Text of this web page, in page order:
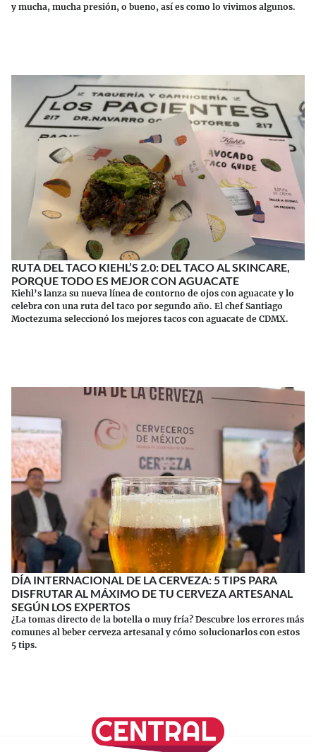
y mucha, mucha presión, o bueno, así es como lo vivimos algunos.
RUTA DEL TACO KIEHL’S 2.0: DEL TACO AL SKINCARE,
PORQUE TODO ES MEJOR CON AGUACATE
Kiehl’s lanza su nueva línea de contorno de ojos con aguacate y lo
celebra con una ruta del taco por segundo año. El chef Santiago
Moctezuma seleccionó los mejores tacos con aguacate de CDMX.
DÍA INTERNACIONAL DE LA CERVEZA: 5 TIPS PARA
DISFRUTAR AL MÁXIMO DE TU CERVEZA ARTESANAL
SEGÚN LOS EXPERTOS
¿La tomas directo de la botella o muy fría? Descubre los errores más
comunes al beber cerveza artesanal y cómo solucionarlos con estos
5 tips.